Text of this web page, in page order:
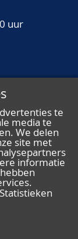
uur
te
media te
We delen
site met
informatie
Statistieken